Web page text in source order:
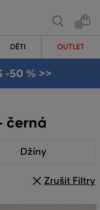
DĚTI OUTLET
-50 % >>
černá
Džíny
Zrušit Filtry